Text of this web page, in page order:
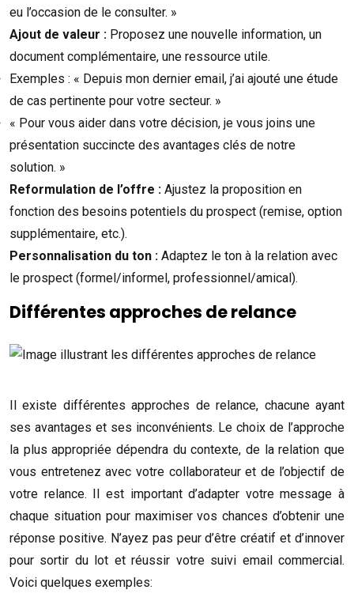
eu l’occasion de le consulter. »
Ajout de valeur : Proposez une nouvelle information, un
document complémentaire, une ressource utile.
Exemples : « Depuis mon dernier email, j’ai ajouté une étude
de cas pertinente pour votre secteur. »
« Pour vous aider dans votre décision, je vous joins une
présentation succincte des avantages clés de notre
solution. »
Reformulation de l’offre : Ajustez la proposition en
fonction des besoins potentiels du prospect (remise, option
supplémentaire, etc.).
Personnalisation du ton : Adaptez le ton à la relation avec
le prospect (formel/informel, professionnel/amical).
Différentes approches de relance
Il existe différentes approches de relance, chacune ayant
ses avantages et ses inconvénients. Le choix de l’approche
la plus appropriée dépendra du contexte, de la relation que
vous entretenez avec votre collaborateur et de l’objectif de
votre relance. Il est important d’adapter votre message à
chaque situation pour maximiser vos chances d’obtenir une
réponse positive. N’ayez pas peur d’être créatif et d’innover
pour sortir du lot et réussir votre suivi email commercial.
Voici quelques exemples: